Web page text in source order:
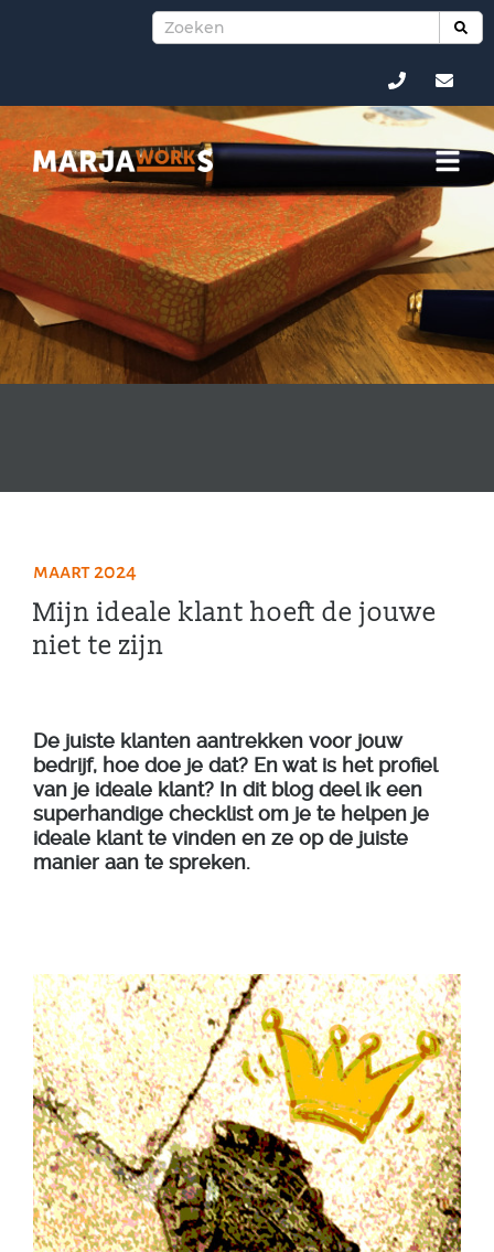
maart 2024
Mijn ideale klant hoeft de jouwe
niet te zijn
De juiste klanten aantrekken voor jouw
bedrijf, hoe doe je dat? En wat is het profiel
van je ideale klant? In dit blog deel ik een
superhandige checklist om je te helpen je
ideale klant te vinden en ze op de juiste
manier aan te spreken.